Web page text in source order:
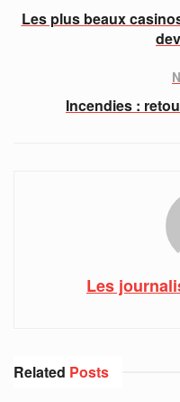
Les plus beaux
Incendies :
Les
Related Posts